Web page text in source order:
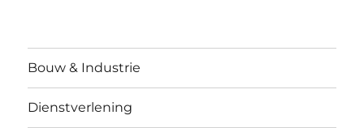
Bouw & Industrie
Dienstverlening